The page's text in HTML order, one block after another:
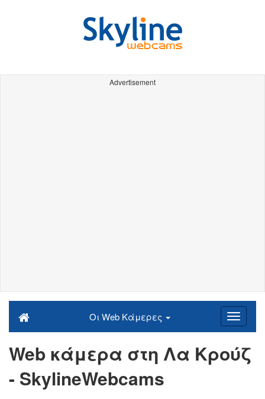
Advertisement
Οι Web Κάμερες
Web κάμερα στη Λα Κρούζ
- SkylineWebcams